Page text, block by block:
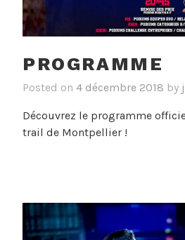
PROGRAMME
Posted on 4 décembre 2018 by
Découvrez le programme
trail de Montpellier !